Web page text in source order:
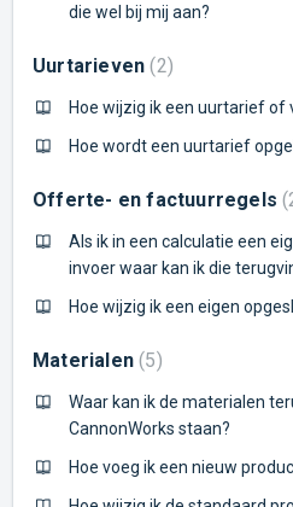
die wel bij mij aan?
Uurtarieven 2
Hoe wijzig ik een uurtarief
Hoe wordt een uurtarief
Offerte- en factuurregels
Als ik in een calculatie een
invoer waar kan ik die
Hoe wijzig ik een eigen
Materialen 5
Waar kan ik de materialen
CannonWorks staan?
Hoe voeg ik een nieuw